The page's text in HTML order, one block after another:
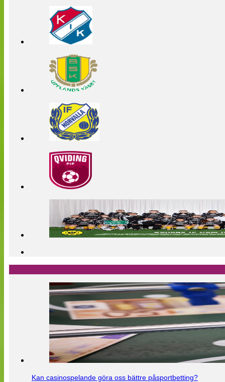
Kan casinospelande göra oss bättre påsportbetting?